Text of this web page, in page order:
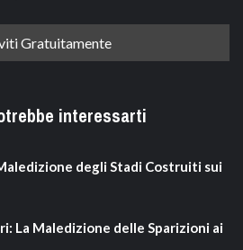
interessarti
degli Stadi Costruiti sui
La Maledizione delle Sparizioni ai